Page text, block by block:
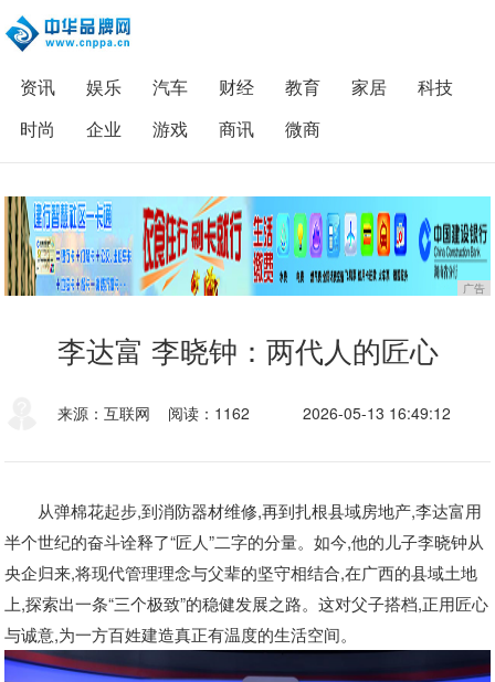
资讯 娱乐 汽车 财经 教育 家居
科技
时尚
企业 游戏 商讯 微商
广告
李达富 李晓钟：两代人的匠心
来源：互联网 阅读：1162 2026-05-13 16:49:12
从弹棉花起步,到消防器材维修,再到扎根县域房地产,李达富用
半个世纪的奋斗诠释了“匠人”二字的分量。如今,他的儿子李晓钟从
央企归来,将现代管理理念与父辈的坚守相结合,在广西的县域土地
上,探索出一条“三个极致”的稳健发展之路。这对父子搭档,正用匠心
与诚意,为一方百姓建造真正有温度的生活空间。